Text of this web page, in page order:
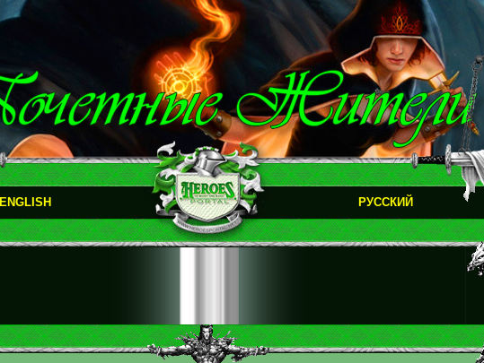
ENGLISH РУССКИЙ